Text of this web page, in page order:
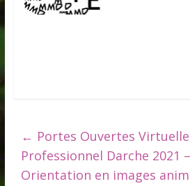
← Portes Ouvertes
Professionnel Darche 2021
Orientation en images